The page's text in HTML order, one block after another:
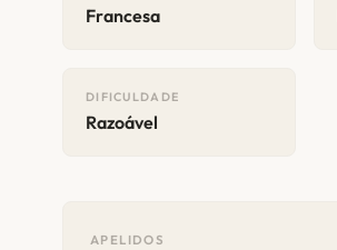
Francesa
DIFICULDADE
Razoável
APELIDOS